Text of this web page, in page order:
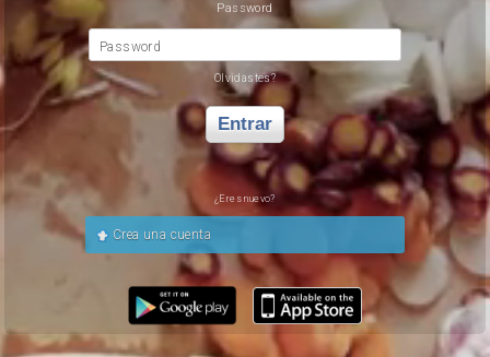
Password
Password
Olvidastes?
Entrar
¿Eres nuevo?
Crea una cuenta